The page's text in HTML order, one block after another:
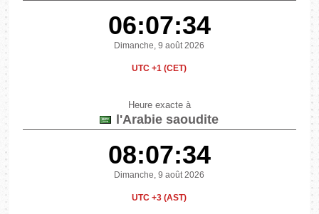
06:07:34
Dimanche, 9 août 2026
UTC +1 (CET)
Heure exacte à
l'Arabie saoudite
08:07:34
Dimanche, 9 août 2026
UTC +3 (AST)